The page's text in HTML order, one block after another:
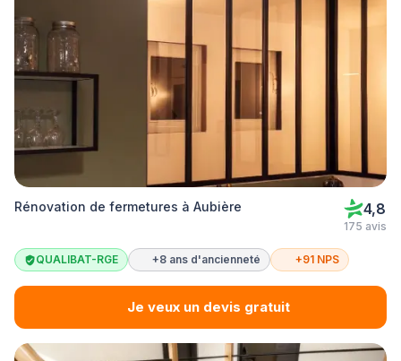
Rénovation de fermetures à Aubière 4,8
175 avis
QUALIBAT-RGE +8 ans d'ancienneté +91 NPS
Je veux un devis gratuit